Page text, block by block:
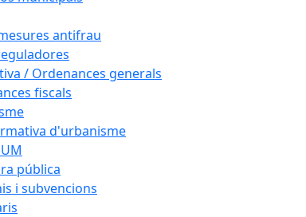
antifrau
/ Ordenances generals
fiscals
d'urbanisme
pública
i subvencions